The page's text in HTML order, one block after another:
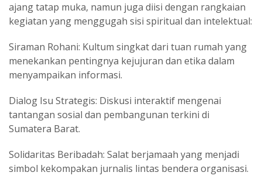
ajang tatap muka, namun juga diisi dengan rangkaian
kegiatan yang menggugah sisi spiritual dan intelektual:
‎Siraman Rohani: Kultum singkat dari tuan rumah yang
menekankan pentingnya kejujuran dan etika dalam
menyampaikan informasi.
‎Dialog Isu Strategis: Diskusi interaktif mengenai
tantangan sosial dan pembangunan terkini di
Sumatera Barat.
‎Solidaritas Beribadah: Salat berjamaah yang menjadi
simbol kekompakan jurnalis lintas bendera organisasi.